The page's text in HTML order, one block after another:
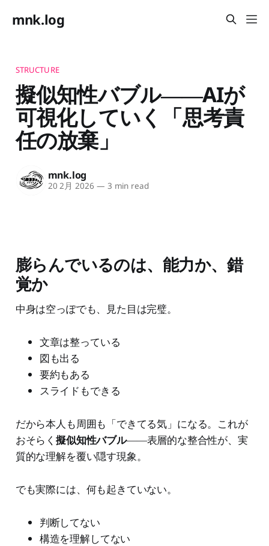
mnk.log
STRUCTURE
擬似知性バブル――AIが
可視化していく「思考責
任の放棄」
mnk.log
20 2月 2026 — 3 min read
膨らんでいるのは、能力か、錯
覚か
中身は空っぽでも、見た目は完璧。
文章は整っている
図も出る
要約もある
スライドもできる
だから本人も周囲も「できてる気」になる。これが
おそらく擬似知性バブル――表層的な整合性が、実
質的な理解を覆い隠す現象。
でも実際には、何も起きていない。
判断してない
構造を理解してない